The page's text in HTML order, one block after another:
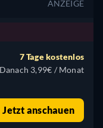
ANZEIGE
7 Tage kostenlos
Danach 3,99€ / Monat
Jetzt anschauen